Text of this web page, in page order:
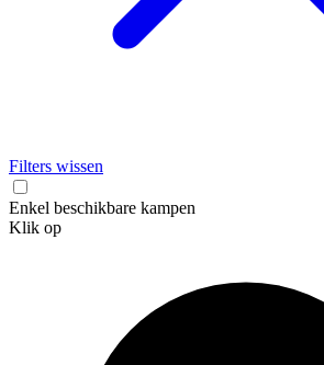
Filters wissen
Enkel beschikbare kampen
Klik op